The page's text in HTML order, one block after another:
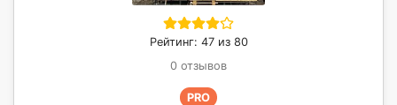
Рейтинг: 47 из 80
0 отзывов
PRO